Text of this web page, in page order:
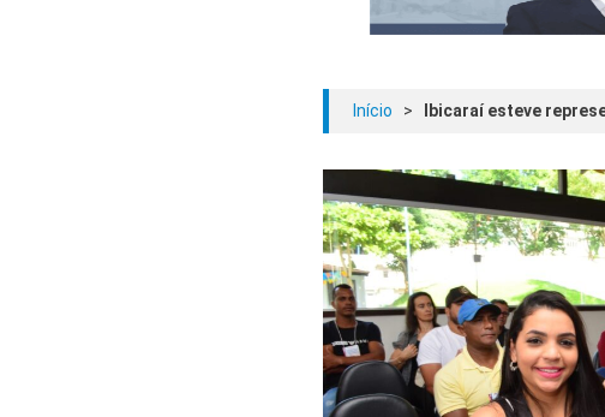
Início > Ibicaraí esteve